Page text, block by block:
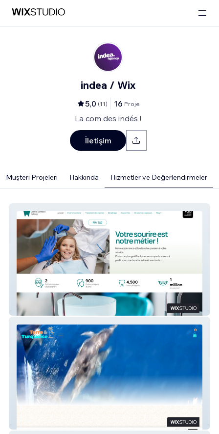
indea / Wix
5,0 (11) 16 Proje
La com des indés !
İletişim
Müşteri Projeleri Hakkında Hizmetler ve Değerlendirmeler
Centre Dentaire Defacqz
Terre & Turquoise